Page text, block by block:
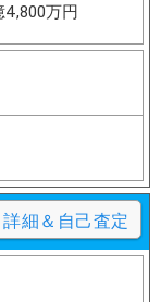
4,800万円
詳細＆自己査定